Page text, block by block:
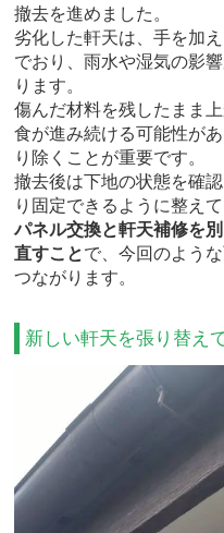
撤去を進めました。
劣化した軒天は、手を加
でおり、雨水や湿気の影
ります。
傷んだ材料を残したまま
食が進み続ける可能性が
り除くことが重要です。
撤去後は下地の状態を確
り固定できるように整えて
パネル交換と軒天補修を
直すことで、今回のよう
つながります。
新しい軒天を張り替え